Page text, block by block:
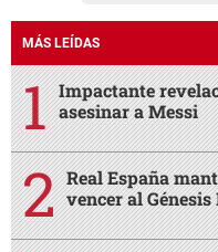
MÁS LEÍDAS
Impactante
asesinar a Messi
Real España
vencer al Génesis